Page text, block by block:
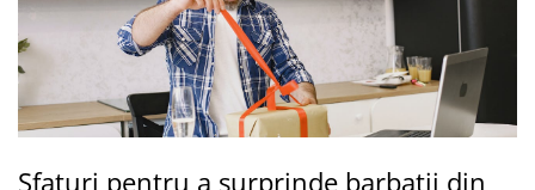
Sfaturi pentru a surprinde barbatii din